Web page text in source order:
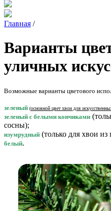
Главная /
Варианты
уличных
Возможные варианты цветового
зеленый (основной цвет хвои для
зеленый с белыми кончиками
сосны);
изумрудный (только для хвои
белый.